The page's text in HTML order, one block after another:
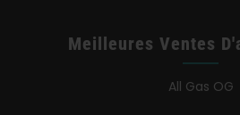
Meilleures Ventes
All Gas OG